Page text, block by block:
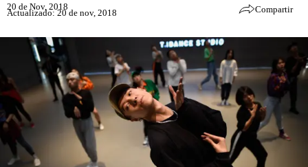
20 de Nov, 2018
Actualizado: 20 de nov, 2018 Compartir